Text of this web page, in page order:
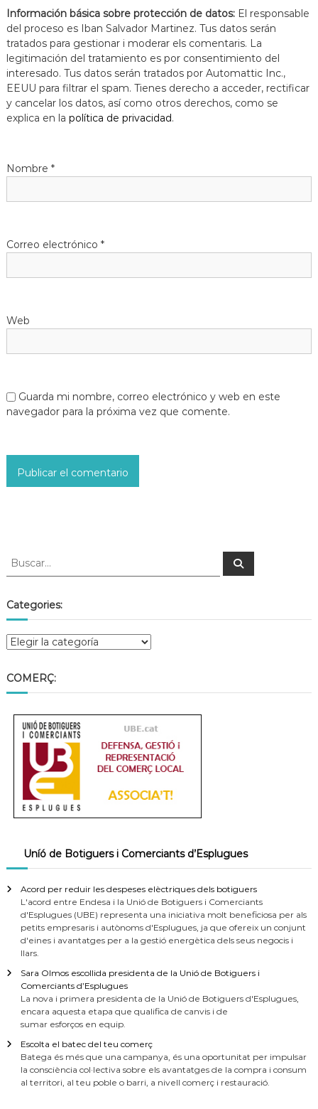
Información básica sobre protección de datos: El responsable
del proceso es Iban Salvador Martinez. Tus datos serán
tratados para gestionar i moderar els comentaris. La
legitimación del tratamiento es por consentimiento del
interesado. Tus datos serán tratados por Automattic Inc.,
EEUU para filtrar el spam. Tienes derecho a acceder, rectificar
y cancelar los datos, así como otros derechos, como se
explica en la política de privacidad.
Nombre *
Correo electrónico *
Web
Guarda mi nombre, correo electrónico y web en este
navegador para la próxima vez que comente.
Categories:
COMERÇ:
Uníó de Botiguers i Comerciants d’Esplugues
Acord per reduir les despeses elèctriques dels botiguers
L'acord entre Endesa i la Unió de Botiguers i Comerciants
d'Esplugues (UBE) representa una iniciativa molt beneficiosa per als
petits empresaris i autònoms d'Esplugues, ja que ofereix un conjunt
d'eines i avantatges per a la gestió energètica dels seus negocis i
llars.
Sara Olmos escollida presidenta de la Unió de Botiguers i
Comerciants d’Esplugues
La nova i primera presidenta de la Unió de Botiguers d'Esplugues,
encara aquesta etapa que qualifica de canvis i de
sumar esforços en equip.
Escolta el batec del teu comerç
Batega és més que una campanya, és una oportunitat per impulsar
la consciència col·lectiva sobre els avantatges de la compra i consum
al territori, al teu poble o barri, a nivell comerç i restauració.